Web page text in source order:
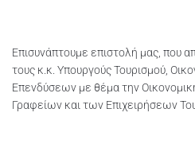
Επισυνάπτουμε επιστολή μας, που
τους κ.κ. Υπουργούς Τουρισμού,
Επενδύσεων με θέμα την
Γραφείων και των Επιχειρήσεων